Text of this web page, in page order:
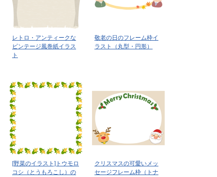
レトロ・アンティークな
ビンテージ風巻紙イラス
ト
敬老の日のフレーム枠イ
ラスト（丸型・円形）
[野菜のイラスト]トウモロ
コシ（とうもろこし）の
クリスマスの可愛いメッ
セージフレーム枠（トナ